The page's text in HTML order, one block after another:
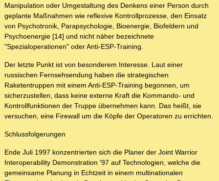
Manipulation oder Umgestaltung des Denkens einer Person durch
geplante Maßnahmen wie reflexive Kontrollprozesse, den Einsatz
von Psychotronik, Parapsychologie, Bioenergie, Biofeldern und
Psychoenergie [14] und nicht näher bezeichnete
"Spezialoperationen" oder Anti-ESP-Training.
Der letzte Punkt ist von besonderem Interesse. Laut einer
russischen Fernsehsendung haben die strategischen
Raketentruppen mit einem Anti-ESP-Training begonnen, um
sicherzustellen, dass keine externe Kraft die Kommando- und
Kontrollfunktionen der Truppe übernehmen kann. Das heißt, sie
versuchen, eine Firewall um die Köpfe der Operatoren zu errichten.
Schlussfolgerungen
Ende Juli 1997 konzentrierten sich die Planer der Joint Warrior
Interoperability Demonstration '97 auf Technologien, welche die
gemeinsame Planung in Echtzeit in einem multinationalen